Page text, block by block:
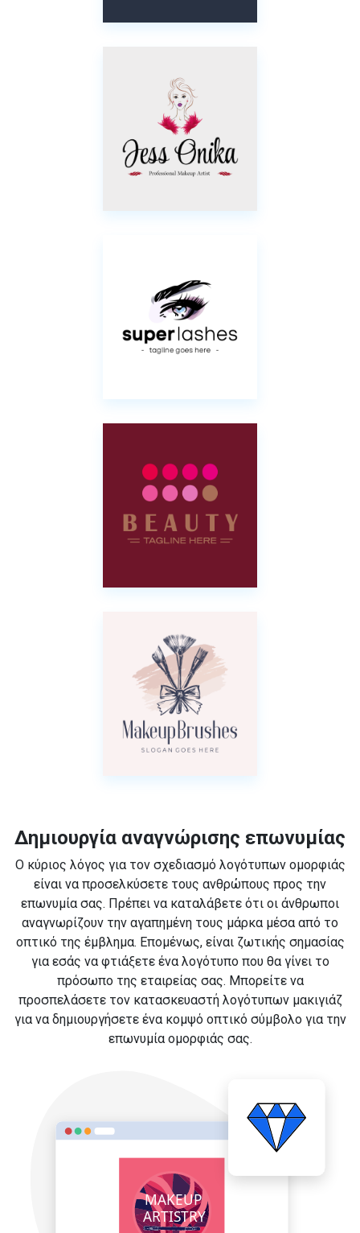
Δημιουργία αναγνώρισης επωνυμίας
Ο κύριος λόγος για τον σχεδιασμό λογότυπων ομορφιάς
είναι να προσελκύσετε τους ανθρώπους προς την
επωνυμία σας. Πρέπει να καταλάβετε ότι οι άνθρωποι
αναγνωρίζουν την αγαπημένη τους μάρκα μέσα από το
οπτικό της έμβλημα. Επομένως, είναι ζωτικής σημασίας
για εσάς να φτιάξετε ένα λογότυπο που θα γίνει το
πρόσωπο της εταιρείας σας. Μπορείτε να
προσπελάσετε τον κατασκευαστή λογότυπων μακιγιάζ
για να δημιουργήσετε ένα κομψό οπτικό σύμβολο για την
επωνυμία ομορφιάς σας.